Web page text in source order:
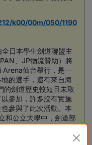
k00/00m/050/1190
全日本學生劍道聯盟主
、JP物流贊助）將
Arena仙台舉行，是一
的選手，還有來自海
的劍道歷史較短且未取
參加，許多沒有實施
參與了此次活動。本
和公立大學中，劍道部
技巧的喜悅的同時，